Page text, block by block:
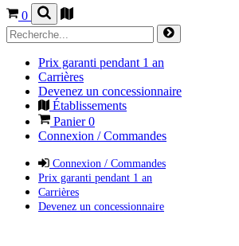
0
Prix garanti pendant 1 an
Carrières
Devenez un concessionnaire
Établissements
Panier0
Connexion / Commandes
Connexion / Commandes
Prix garanti pendant 1 an
Carrières
Devenez un concessionnaire